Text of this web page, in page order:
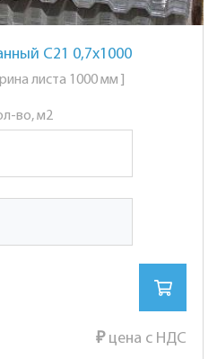
С21 0,7х1000
листа 1000 мм ]
во, м2
₽цена с НДС